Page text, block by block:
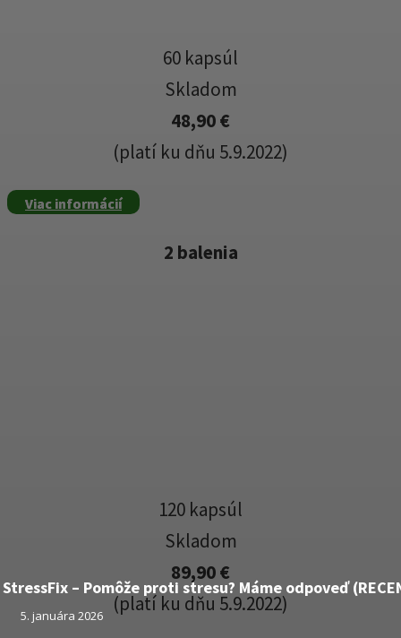
StressFix – Pomôže proti stresu? Máme odpoveď
5. januára 2026
60 kapsúl
Skladom
48,90 €
(platí ku dňu 5.9.2022)
Viac informácií
2 balenia
120 kapsúl
Skladom
89,90 €
(platí ku dňu 5.9.2022)